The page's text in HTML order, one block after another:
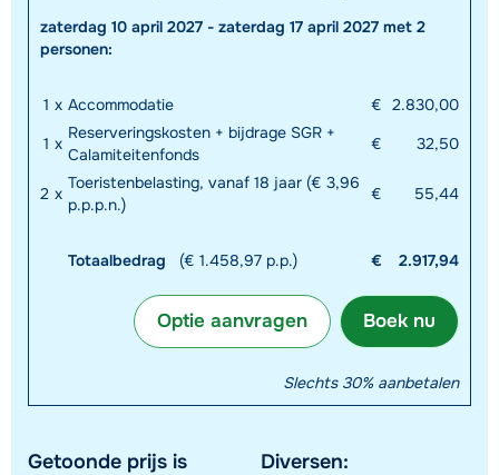
zaterdag 10 april 2027 - zaterdag 17 april 2027 met 2
personen:
1 x Accommodatie € 2.830,00
1 x
Reserveringskosten + bijdrage SGR +
Calamiteitenfonds
€ 32,50
2 x
Toeristenbelasting, vanaf 18 jaar (€ 3,96
p.p.p.n.)
€ 55,44
Totaalbedrag (€ 1.458,97 p.p.) € 2.917,94
Boek nu
Optie aanvragen
Slechts 30% aanbetalen
Getoonde prijs is
Diversen: